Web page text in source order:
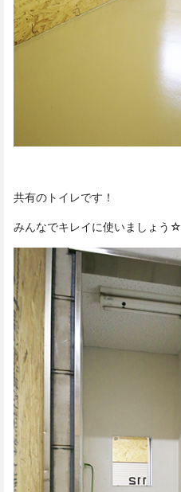
共有のトイレです！
みんなでキレイに使いましょう☆